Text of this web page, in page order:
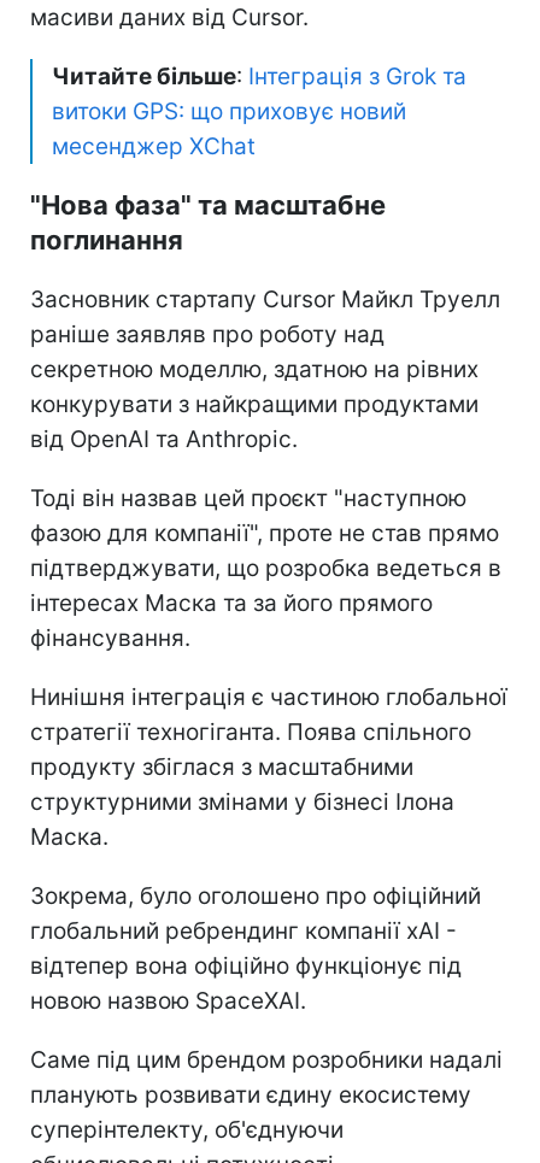
масиви даних від Cursor.
Читайте більше: Інтеграція з Grok та
витоки GPS: що приховує новий
месенджер XChat
"Нова фаза" та масштабне
поглинання
Засновник стартапу Cursor Майкл Труелл
раніше заявляв про роботу над
секретною моделлю, здатною на рівних
конкурувати з найкращими продуктами
від OpenAI та Anthropic.
Тоді він назвав цей проєкт "наступною
фазою для компанії", проте не став прямо
підтверджувати, що розробка ведеться в
інтересах Маска та за його прямого
фінансування.
Нинішня інтеграція є частиною глобальної
стратегії техногіганта. Поява спільного
продукту збіглася з масштабними
структурними змінами у бізнесі Ілона
Маска.
Зокрема, було оголошено про офіційний
глобальний ребрендинг компанії xAI -
відтепер вона офіційно функціонує під
новою назвою SpaceXAI.
Саме під цим брендом розробники надалі
планують розвивати єдину екосистему
суперінтелекту, об'єднуючи